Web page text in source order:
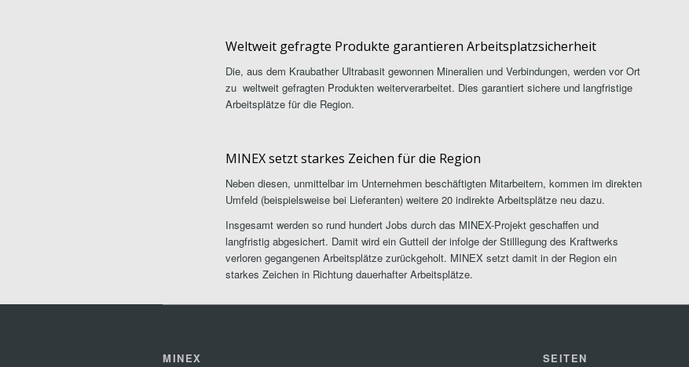
Weltweit gefragte Produkte garantieren Arbeitsplatzsicherheit
Die, aus dem Kraubather Ultrabasit gewonnen Mineralien und Verbindungen, werden vor Ort
zu weltweit gefragten Produkten weiterverarbeitet. Dies garantiert sichere und langfristige
Arbeitsplätze für die Region.
MINEX setzt starkes Zeichen für die Region
Neben diesen, unmittelbar im Unternehmen beschäftigten Mitarbeitern, kommen im direkten
Umfeld (beispielsweise bei Lieferanten) weitere 20 indirekte Arbeitsplätze neu dazu.
Insgesamt werden so rund hundert Jobs durch das MINEX-Projekt geschaffen und
langfristig abgesichert. Damit wird ein Gutteil der infolge der Stilllegung des Kraftwerks
verloren gegangenen Arbeitsplätze zurückgeholt. MINEX setzt damit in der Region ein
starkes Zeichen in Richtung dauerhafter Arbeitsplätze.
MINEX SEITEN